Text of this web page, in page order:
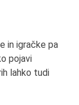
in igračke pa
pojavi
lahko tudi